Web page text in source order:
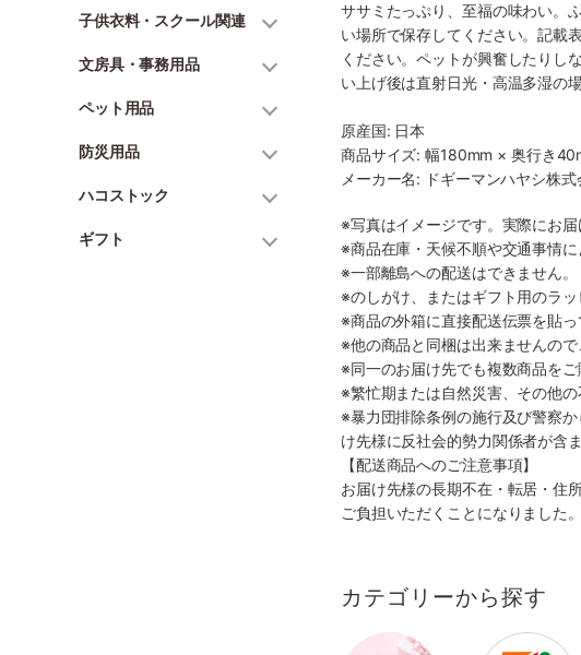
子供衣料・スクール関連
文房具・事務用品
ペット用品
防災用品
ハコストック
ギフト
ササミたっぷり、至福の味わい。
い場所で保存してください。記載
ください。ペットが興奮したりし
い上げ後は直射日光・高温多湿の
原産国: 日本
商品サイズ: 幅180mm × 奥行き
メーカー名: ドギーマンハヤシ株
※写真はイメージです。実際にお
※商品在庫・天候不順や交通事情
※一部離島への配送はできません。
※のしがけ、またはギフト用のラ
※商品の外箱に直接配送伝票を貼っ
※他の商品と同梱は出来ませんので
※同一のお届け先でも複数商品を
※繁忙期または自然災害、その他
※暴力団排除条例の施行及び警察
け先様に反社会的勢力関係者が含
【配送商品へのご注意事項】
お届け先様の長期不在・転居・住
ご負担いただくことになりました
カテゴリーから探す